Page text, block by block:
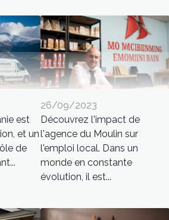
est
et un
de
26/09/2023
Découvrez l'impact de
l'agence du Moulin sur
l'emploi local. Dans un
monde en constante
évolution, il est...